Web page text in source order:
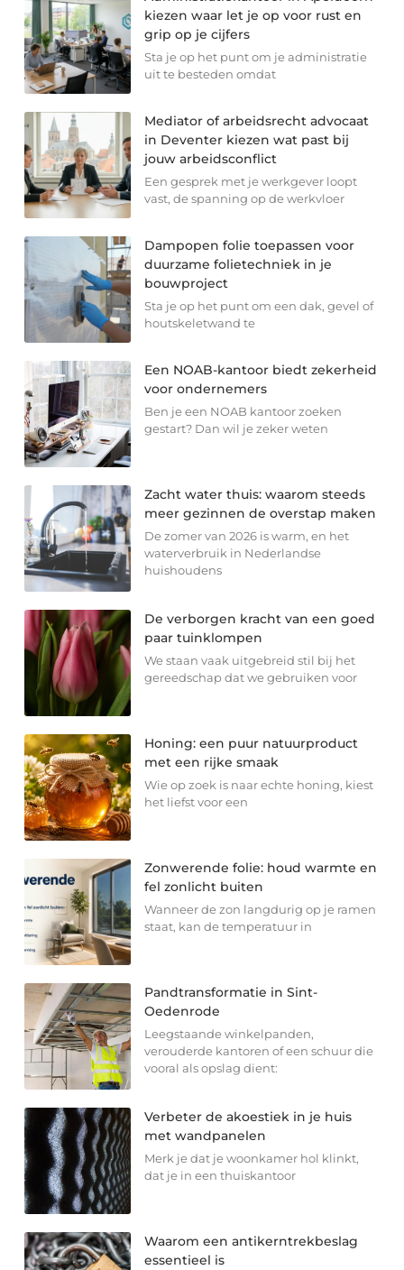
kiezen waar let je op voor rust en
grip op je cijfers
Sta je op het punt om je administratie
uit te besteden omdat
Mediator of arbeidsrecht advocaat
in Deventer kiezen wat past bij
jouw arbeidsconflict
Een gesprek met je werkgever loopt
vast, de spanning op de werkvloer
Dampopen folie toepassen voor
duurzame folietechniek in je
bouwproject
Sta je op het punt om een dak, gevel of
houtskeletwand te
Een NOAB-kantoor biedt zekerheid
voor ondernemers
Ben je een NOAB kantoor zoeken
gestart? Dan wil je zeker weten
Zacht water thuis: waarom steeds
meer gezinnen de overstap maken
De zomer van 2026 is warm, en het
waterverbruik in Nederlandse
huishoudens
De verborgen kracht van een goed
paar tuinklompen
We staan vaak uitgebreid stil bij het
gereedschap dat we gebruiken voor
Honing: een puur natuurproduct
met een rijke smaak
Wie op zoek is naar echte honing, kiest
het liefst voor een
Zonwerende folie: houd warmte en
fel zonlicht buiten
Wanneer de zon langdurig op je ramen
staat, kan de temperatuur in
Pandtransformatie in Sint-
Oedenrode
Leegstaande winkelpanden,
verouderde kantoren of een schuur die
vooral als opslag dient:
Verbeter de akoestiek in je huis
met wandpanelen
Merk je dat je woonkamer hol klinkt,
dat je in een thuiskantoor
Waarom een antikerntrekbeslag
essentieel is